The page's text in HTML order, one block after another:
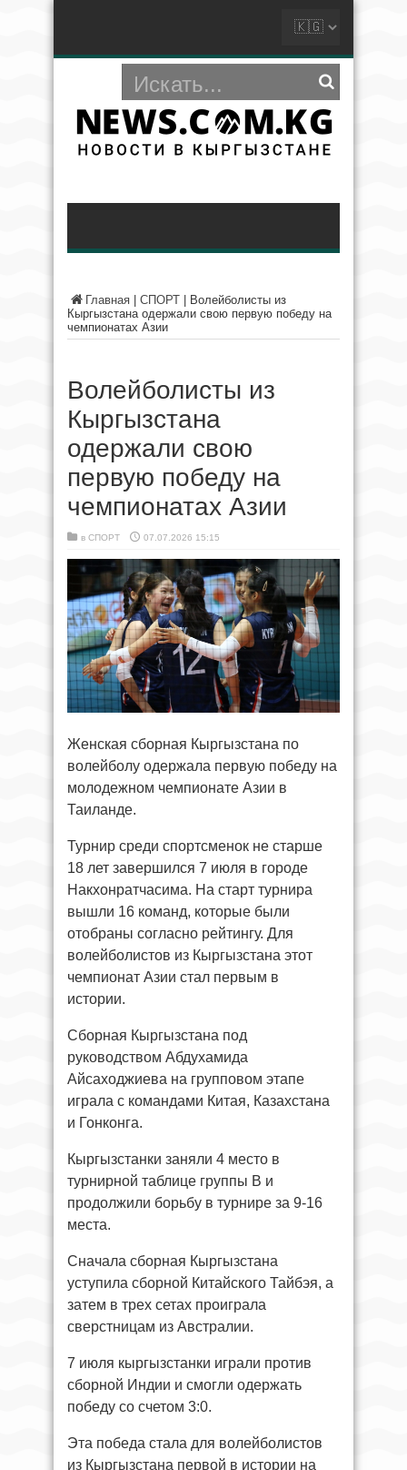
Главная СПОРТ
Волейболисты из
Кыргызстана одержали свою первую победу на
чемпионатах Азии
Волейболисты из
Кыргызстана
одержали свою
первую победу на
чемпионатах Азии
в СПОРТ 07.07.2026 15:15
Женская сборная Кыргызстана по
волейболу одержала первую победу на
молодежном чемпионате Азии в
Таиланде.
Турнир среди спортсменок не старше
18 лет завершился 7 июля в городе
Накхонратчасима. На старт турнира
вышли 16 команд, которые были
отобраны согласно рейтингу. Для
волейболистов из Кыргызстана этот
чемпионат Азии стал первым в
истории.
Сборная Кыргызстана под
руководством Абдухамида
Айсаходжиева на групповом этапе
играла с командами Китая, Казахстана
и Гонконга.
Кыргызстанки заняли 4 место в
турнирной таблице группы В и
продолжили борьбу в турнире за 9-16
места.
Сначала сборная Кыргызстана
уступила сборной Китайского Тайбэя, а
затем в трех сетах проиграла
сверстницам из Австралии.
7 июля кыргызстанки играли против
сборной Индии и смогли одержать
победу со счетом 3:0.
Эта победа стала для волейболистов
из Кыргызстана первой в истории на